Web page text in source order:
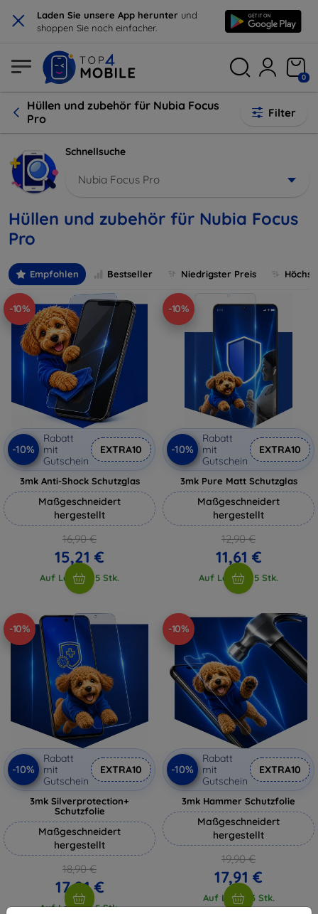
× Laden Sie unsere App herunter und
shoppen Sie noch einfacher.
0
Hüllen und zubehör für Nubia Focus
Pro
Filter
Schnellsuche
Nubia Focus Pro
Hüllen und zubehör für Nubia Focus
Pro
Empfohlen Bestseller Niedrigster Preis
-10%
-10%
Rabatt
mit
Gutschein
EXTRA10
3mk Anti-Shock Schutzglas
Maßgeschneidert
hergestellt
16,90 €
15,21 €
Auf Lager > 5 Stk.
-10%
-10%
Rabatt
mit
Gutschein
EXTRA10
3mk Pure Matt Schutzglas
Maßgeschneidert
hergestellt
12,90 €
11,61 €
Auf Lager > 5 Stk.
-10%
-10%
Rabatt
mit
Gutschein
EXTRA10
3mk Silverprotection+
Schutzfolie
Maßgeschneidert
hergestellt
18,90 €
17,01 €
Auf Lager > 5 Stk.
-10%
-10%
Rabatt
mit
Gutschein
EXTRA10
3mk Hammer Schutzfolie
Maßgeschneidert
hergestellt
19,90 €
17,91 €
Auf Lager 3 Stk.